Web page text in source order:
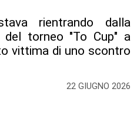
22 GIUGNO 2026
rientrando dalla
del torneo "To Cup" a
vittima di uno scontro